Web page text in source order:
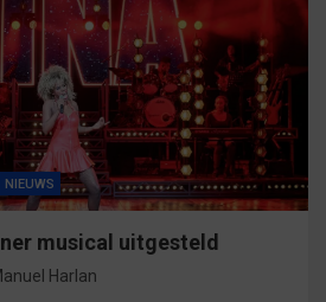
NIEUWS
musical uitgesteld
Harlan